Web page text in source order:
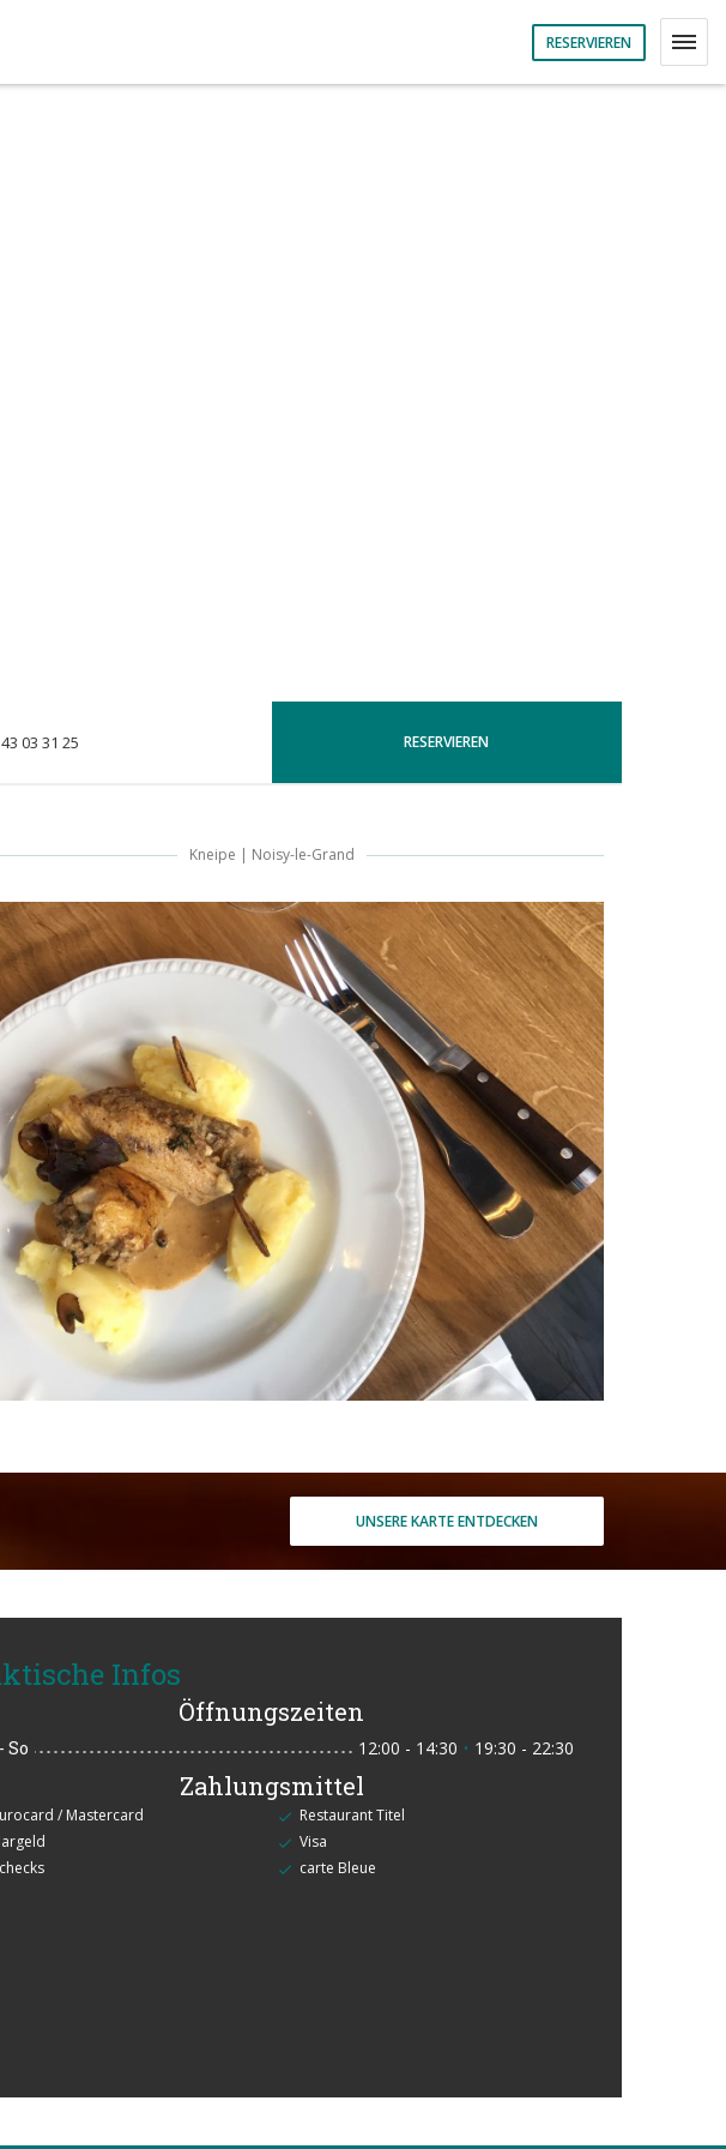
RESERVIEREN
03 31 25 RESERVIEREN
Kneipe | Noisy-le-Grand
UNSERE KARTE ENTDECKEN
Infos
Öffnungszeiten
- So 12:00 - 14:30 • 19:30 - 22:30
Zahlungsmittel
/ Mastercard
Restaurant Titel
Visa
carte Bleue